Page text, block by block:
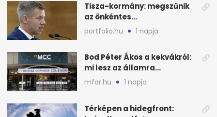
Tisza-kormány: megszűnik
az önkéntes
fogyasztáscsökkentés
portfolio.hu 1 napja
Bod Péter Ákos a kekvákról:
mi lesz az államra
visszaszálló vagyonnal?
mfor.hu 1 napja
Térképen a hidegfront: